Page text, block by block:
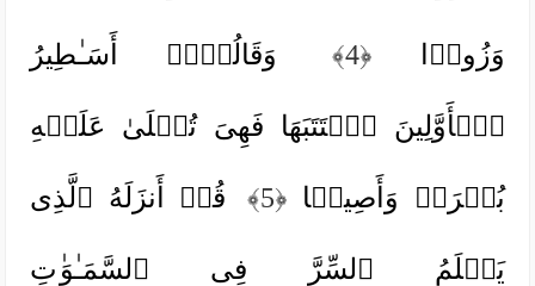
وَزُورࣰا ﴿4﴾ وَقَالُوۤا۟ أَسَـٰطِیرُ
ٱلۡأَوَّلِینَ ٱكۡتَتَبَهَا فَهِیَ تُمۡلَىٰ عَلَیۡهِ
بُكۡرَةࣰ وَأَصِیلࣰا ﴿5﴾ قُلۡ أَنزَلَهُ ٱلَّذِی
یَعۡلَمُ ٱلسِّرَّ فِی ٱلسَّمَـٰوَ ٰ⁠تِ